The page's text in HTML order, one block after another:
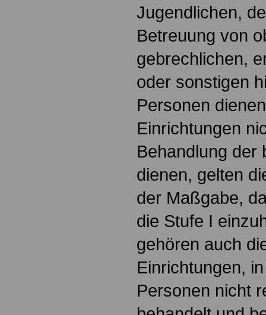
Jugendlichen,
Betreuung von
gebrechlichen,
oder sonstigen
Personen
Einrichtungen
Behandlung der
dienen, gelten
der Maßgabe,
die Stufe I
gehören auch
Einrichtungen,
Personen nicht